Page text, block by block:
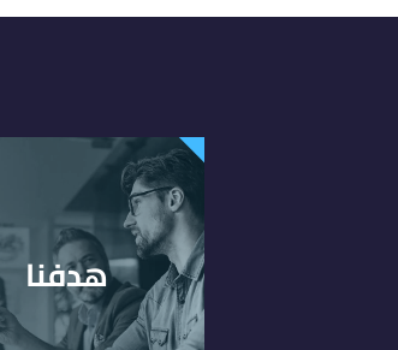
هدفنا